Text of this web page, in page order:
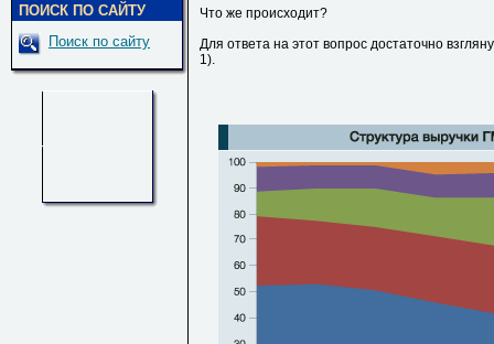
ПОИСК ПО САЙТУ
Поиск по сайту
Что же происходит?
Для ответа на этот вопрос достаточно
1).